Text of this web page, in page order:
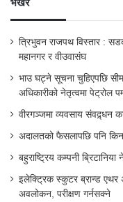
भर्खरै
त्रिभुवन राजपथ विस्तार :
महानगर र वीउवासंघ
भाउ घट्ने सूचना चुहिएपछि
अधिकारीको नेतृत्वमा पेट्रोल
वीरगञ्जमा व्यवसाय संवद्र्धन
अदालतको फैसलापछि पनि किन
बहुराष्ट्रिय कम्पनी
इलेक्ट्रिक स्कुटर ब्रान्ड
अवलोकन, परीक्षण गर्नसक्ने